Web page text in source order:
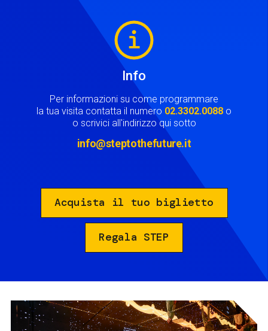
Info
Per informazioni su come programmare
la tua visita contatta il numero 02.3302.0088 o
o scrivici all'indirizzo qui sotto
info@steptothefuture.it
Acquista il tuo biglietto
Regala STEP